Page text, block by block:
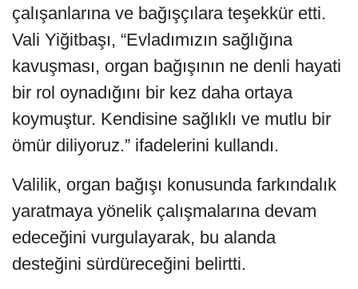
çalışanlarına ve bağışçılara teşekkür etti.
Vali Yiğitbaşı, “Evladımızın sağlığına
kavuşması, organ bağışının ne denli hayati
bir rol oynadığını bir kez daha ortaya
koymuştur. Kendisine sağlıklı ve mutlu bir
ömür diliyoruz.” ifadelerini kullandı.
Valilik, organ bağışı konusunda farkındalık
yaratmaya yönelik çalışmalarına devam
edeceğini vurgulayarak, bu alanda
desteğini sürdüreceğini belirtti.